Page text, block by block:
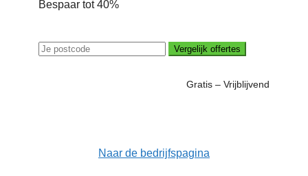
Bespaar tot 40%
Vergelijk offertes
Gratis – Vrijblijvend
Naar de bedrijfspagina